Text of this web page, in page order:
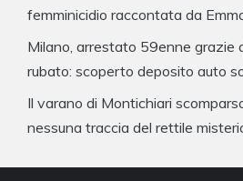
femminicidio raccontata da
Milano, arrestato 59enne grazie
rubato: scoperto deposito auto
Il varano di Montichiari
nessuna traccia del rettile